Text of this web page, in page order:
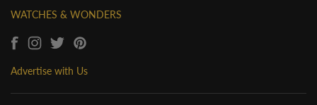
WATCHES & WONDERS
Advertise with Us